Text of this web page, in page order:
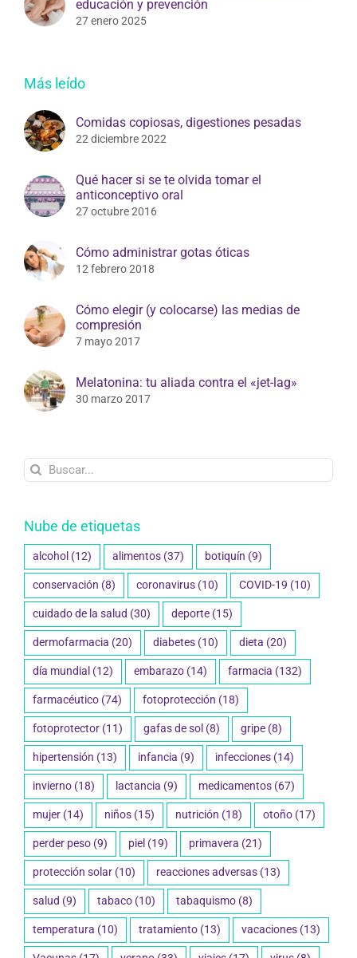
Salud Sexual: El rol del farmacéutico en la
educación y prevención
Comidas copiosas, digestiones pesadas
Qué hacer si se te olvida tomar el
anticonceptivo oral
Cómo administrar gotas óticas
Cómo elegir (y colocarse) las medias de
compresión
Melatonina: tu aliada contra el «jet-lag»
Buscar:
Nube de etiquetas
alcohol(12) alimentos(37) botiquín(9)
conservación(8) coronavirus(10) COVID-19
cuidado de la salud(30) deporte(15)
dermofarmacia(20) diabetes(10) dieta(20)
día mundial(12) embarazo(14) farmacia
farmacéutico(74) fotoprotección(18)
fotoprotector(11) gafas de sol (8) gripe(8)
hipertensión(13) infancia(9) infecciones(14)
invierno(18) lactancia (9) medicamentos(67)
mujer(14) niños(15) nutrición(18) otoño
perder peso(9) piel (19) primavera(21)
protección solar(10) reacciones adversas(13)
salud(9) tabaco(10) tabaquismo(8)
temperatura(10) tratamiento(13) vacaciones(13)